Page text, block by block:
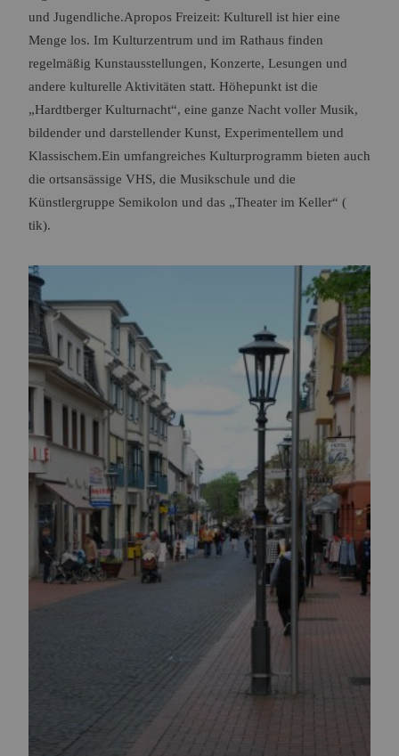
und Jugendliche.Apropos Freizeit: Kulturell ist hier eine
Menge los. Im Kulturzentrum und im Rathaus finden
regelmäßig Kunstausstellungen, Konzerte, Lesungen und
andere kulturelle Aktivitäten statt. Höhepunkt ist die
„Hardtberger Kulturnacht“, eine ganze Nacht voller Musik,
bildender und darstellender Kunst, Experimentellem und
Klassischem.Ein umfangreiches Kulturprogramm bieten auch
die ortsansässige VHS, die Musikschule und die
Künstlergruppe Semikolon und das „Theater im Keller“ (
tik).